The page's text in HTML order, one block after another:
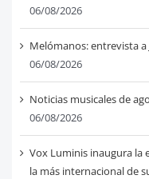
06/08/2026
Melómanos: entrevista a
06/08/2026
Noticias musicales de
06/08/2026
Vox Luminis inaugura la
la más internacional de